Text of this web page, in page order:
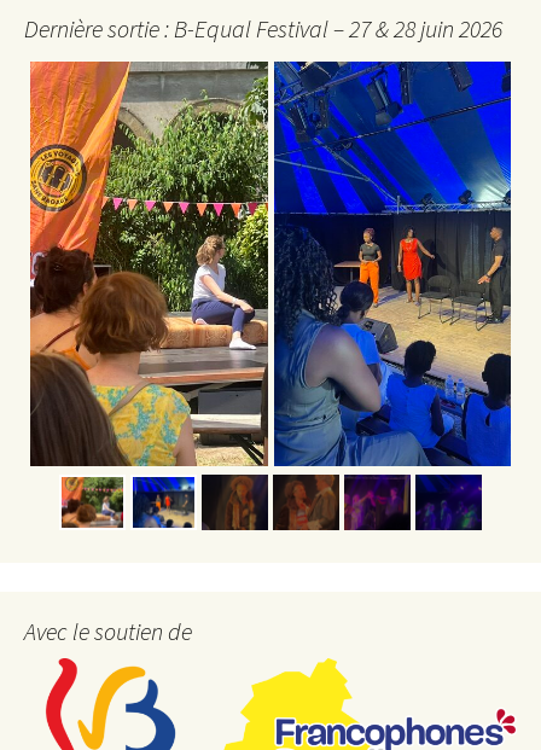
Dernière sortie : B-Equal Festival – 27 & 28 juin 2026
Avec le soutien de